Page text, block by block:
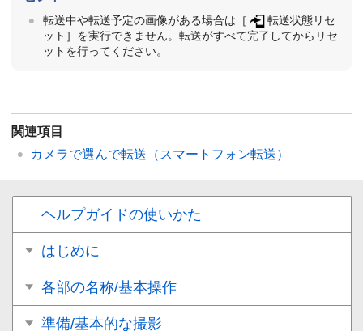
転送中や転送予定の画像がある場合は［
転送状態リセ
ット］を実行できません。転送がすべて完了してからリセ
ットを行ってください。
関連項目
カメラで選んで転送 （スマートフォン転送）
ヘルプガイドの使いかた
はじめに
各部の名称/基本操作
準備/基本的な撮影